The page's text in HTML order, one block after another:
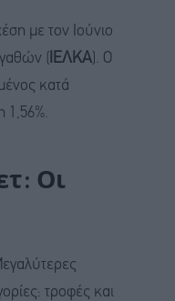
με τον Ιούνιο
(
ΙΕΛΚΑ ). Ο
κατά
1,56%.
Οι
τροφές και